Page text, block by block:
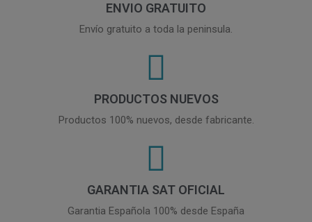
ENVIO GRATUITO
Envío gratuito a toda la peninsula.
PRODUCTOS NUEVOS
Productos 100% nuevos, desde fabricante.
GARANTIA SAT OFICIAL
Garantia Española 100% desde España